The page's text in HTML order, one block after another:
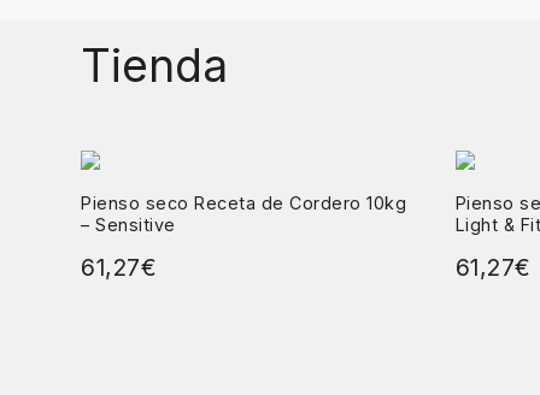
Tienda
Pienso seco Receta de Cordero 10kg
– Sensitive
61,27€
Pienso
Light &
61,27€